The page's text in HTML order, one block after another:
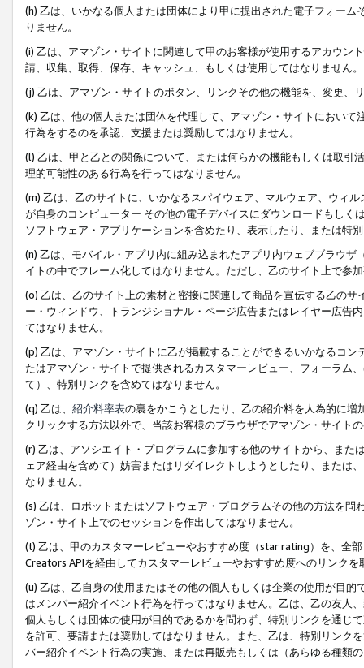
(h) 乙は、いかなる個人または団体により甲に提出された電子フォー
りません。
(i) 乙は、アマゾン・サイトに関連して甲のお客様が使用するアカウン
請、収集、取得、保存、キャッシュ、もしくは使用してはなりません。
(j) 乙は、アマゾン・サイトのボタン、リンクその他の機能を、変更、
(k) 乙は、他の個人または団体を代理して、アマゾン・サイトにおい
行為をするのを承認、支援または奨励してはなりません。
(l) 乙は、甲と乙との関係について、または何らかの機能もしくは取
理的可能性のある行為を行ってはなりません。
(m) 乙は、乙のサイトに、いかなるスパイウェア、マルウェア、ウィ
が自身のコンピューター その他の電子デバイスにダウンロードもし
ソフトウェア・アプリケーションを含めたり、表示したり、または特
(n) 乙は、モバイル・アプリ内に組み込まれたアプリ内ウェブブラウ
イトの中でフレーム化してはなりません。ただし、乙のサイト上で参
(o) 乙は、乙のサイト上の素材と密接に関連して商品を宣伝する乙の
ー・ウィンドウ、トランジショナル・ページ広告またはレイヤー広告
てはなりません。
(p) 乙は、アマゾン・サイトに乙が掲載することができるいかなるコ
たはアマゾン・サイトで提供されるカスタマーレビュー、フォーラム
て）、特別リンクを含めてはなりません。
(q) 乙は、 紹介料率表の裏をかこうとしたり、乙の紹介料を人為的に
クリックする方法以外で、当該お客様のブラウザでアマゾン・サイト
(r) 乙は、アソシエイト・プログラムに参加する他のサイトから、ま
ェア経由を含めて）妨害またはリダイレクトしようとしたり、または
なりません。
(s) 乙は、ロボットまたはソフトウェア・プログラムその他の方法を
ゾン・サイト上でのセッションを作出してはなりません。
(t) 乙は、甲のカスタマーレビューやおすすめ度（star rating）を、全
Creators APIを経由してカスタマーレビューやおすすめ度へのリンクを
(u) 乙は、乙自身の使用またはその他の個人もしくは企業の使用が目
はメンバー紹介イベント行為を行ってはなりません。乙は、乙の友人
個人もしくは団体の使用が目的であるかを問わず、特別リンクを通じ
を許可、要請または奨励してはなりません。また、乙は、特別リンク
バー紹介イベント行為の実施、または再販売もしくは（あらゆる種類